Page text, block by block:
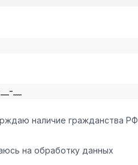
наличие гражданства РФ
на обработку данных